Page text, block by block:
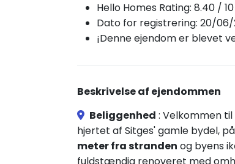
Hello Homes Rating: 8.40 / 10
Dato for registrering: 20/
¡Denne ejendom er blevet
Beskrivelse af ejendommen
Beliggenhed : Velkommen til
hjertet af Sitges' gamle bydel,
meter fra stranden og byens